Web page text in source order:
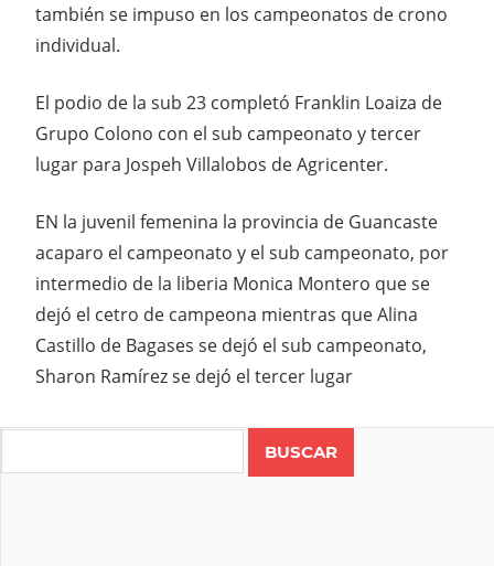
también se impuso en los campeonatos de crono
individual.
El podio de la sub 23 completó Franklin Loaiza de
Grupo Colono con el sub campeonato y tercer
lugar para Jospeh Villalobos de Agricenter.
EN la juvenil femenina la provincia de Guancaste
acaparo el campeonato y el sub campeonato, por
intermedio de la liberia Monica Montero que se
dejó el cetro de campeona mientras que Alina
Castillo de Bagases se dejó el sub campeonato,
Sharon Ramírez se dejó el tercer lugar